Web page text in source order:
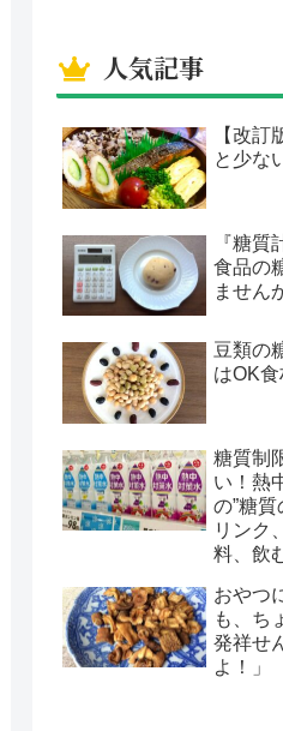
人気記事
【改訂
と少な
『糖質
食品の
ません
豆類の
はOK
糖質制
い！熱
の”糖質
リンク
料、飲
おやつ
も、ち
発祥せ
よ！」